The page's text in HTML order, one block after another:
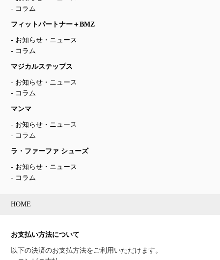
コラム
フィットパートナー＋BMZ
お知らせ・ニュース
コラム
マジカルステップス
お知らせ・ニュース
コラム
マンマ
お知らせ・ニュース
コラム
ラ・ファーファ シューズ
お知らせ・ニュース
コラム
HOME
お支払い方法について
以下の決済のお支払方法をご利用いただけます。